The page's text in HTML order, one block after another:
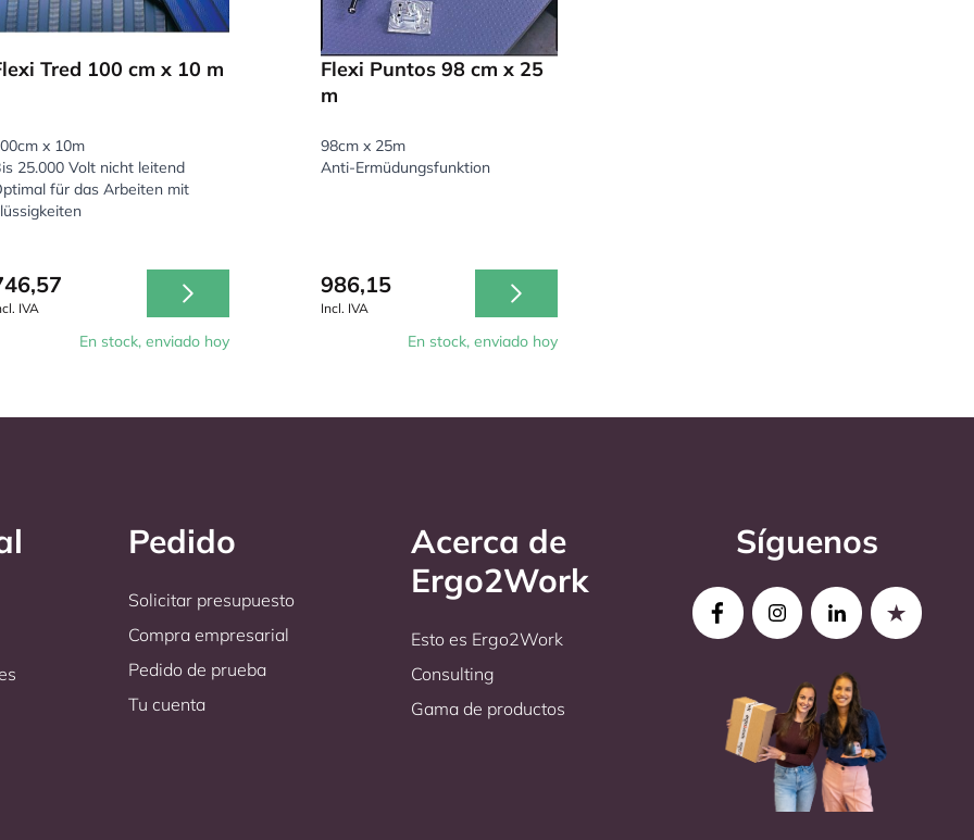
Tred 100 cm x 10 m
x 10m
25.000 Volt nicht leitend
für das Arbeiten mit
IVA
En stock, enviado hoy
Flexi Puntos 98 cm x 25
m
98cm x 25m
Anti-Ermüdungsfunktion
986,15
Incl. IVA
En stock, enviado hoy
Pedido
Solicitar presupuesto
Compra empresarial
Pedido de prueba
Tu cuenta
Acerca de
Ergo2Work
Esto es Ergo2Work
Consulting
Gama de productos
Síguenos